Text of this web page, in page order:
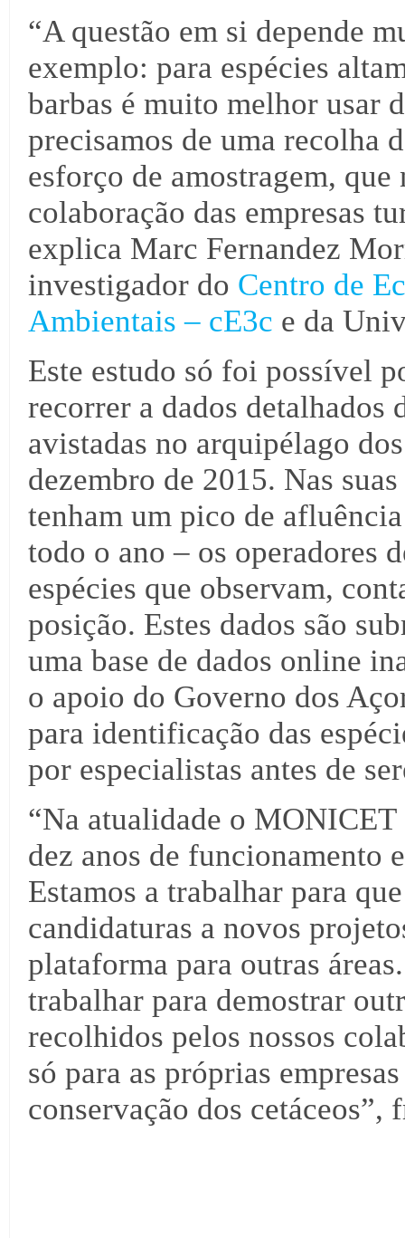
“A questão em si depende
exemplo: para espécies
barbas é muito melhor usar
precisamos de uma recolha
esforço de amostragem,
colaboração das empresas
explica Marc Fernandez
investigador do Centro de
Ambientais – cE3c e da
Este estudo só foi possível
recorrer a dados detalhados
avistadas no arquipélago
dezembro de 2015. Nas
tenham um pico de
todo o ano – os operadores
espécies que observam,
posição. Estes dados são
uma base de dados online
o apoio do Governo dos
para identificação das
por especialistas antes de
“Na atualidade o
dez anos de funcionamento
Estamos a trabalhar para
candidaturas a novos
plataforma para outras
trabalhar para demostrar
recolhidos pelos nossos
só para as próprias
conservação dos